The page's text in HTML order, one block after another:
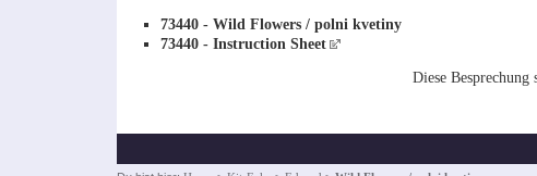
73440 - Wild Flowers / polni kvetiny
73440 - Instruction Sheet
Diese